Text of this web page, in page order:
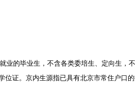
的毕业生，不含各类委培生、定向生，
证。京内生源指已具有北京市常住户口